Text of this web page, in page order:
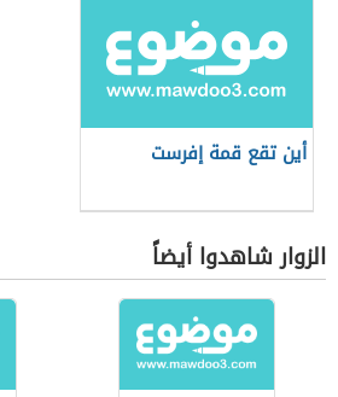
أين تقع قمة إفرست
الزوار شاهدوا أيضاً